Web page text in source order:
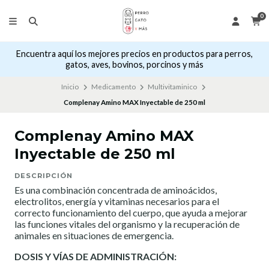
0
Encuentra aquí los mejores precios en productos para perros,
gatos, aves, bovinos, porcinos y más
Inicio Medicamento
Multivitaminico
Complenay Amino MAX Inyectable de 250 ml
Complenay Amino MAX
Inyectable de 250 ml
DESCRIPCIÓN
Es una combinación concentrada de aminoácidos,
electrolitos, energía y vitaminas necesarios para el
correcto funcionamiento del cuerpo, que ayuda a mejorar
las funciones vitales del organismo y la recuperación de
animales en situaciones de emergencia.
DOSIS Y VÍAS DE ADMINISTRACIÓN: